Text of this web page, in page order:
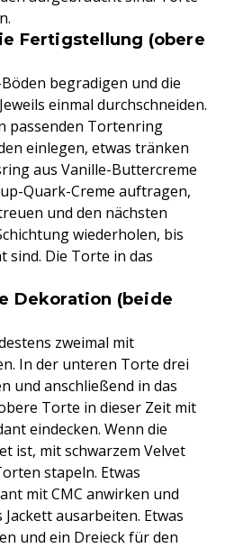
Fertigstellung (obere
begradigen und die
einmal durchschneiden.
passenden Tortenring
einlegen, etwas tränken
aus Vanille-Buttercreme
Quark-Creme auftragen,
und den nächsten
wiederholen, bis
sind. Die Torte in das
Dekoration (beide
zweimal mit
In der unteren Torte drei
und anschließend in das
Torte in dieser Zeit mit
eindecken. Wenn die
ist, mit schwarzem Velvet
stapeln. Etwas
mit CMC anwirken und
ausarbeiten. Etwas
und ein Dreieck für den